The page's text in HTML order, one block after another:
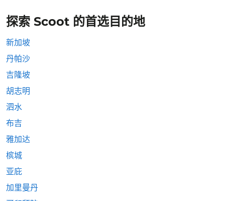
探索 Scoot 的首选目的地
新加坡
丹帕沙
吉隆坡
胡志明
泗水
布吉
雅加达
槟城
亚庇
加里曼丹